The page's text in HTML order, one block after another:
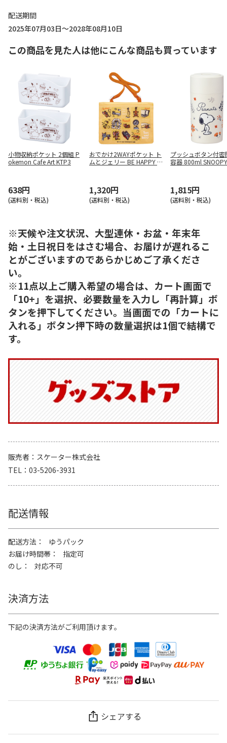
配送期間
2025年07月03日～2028年08月10日
この商品を見た人は他にこんな商品も買っています
小物収納ポケット 2個組 P
okemon Cafe Art KTP3
638円
(送料別・税込)
おでかけ2WAYポケット ト
ムとジェリー BE HAPPY O
1,320円
(送料別・税込)
プッシュボタン付密
容器 800ml
1,815円
(送料別・税込)
※天候や注文状況、大型連休・お盆・年末年
始・土日祝日をはさむ場合、お届けが遅れるこ
とがございますのであらかじめご了承くださ
い。
※11点以上ご購入希望の場合は、カート画面で
「10+」を選択、必要数量を入力し「再計算」ボ
タンを押下してください。当画面での「カートに
入れる」ボタン押下時の数量選択は1個で結構で
す。
販売者
スケーター株式会社
TEL
03-5206-3931
配送情報
配送方法
ゆうパック
お届け時間帯
指定可
のし
対応不可
決済方法
下記の決済方法がご利用頂けます。
シェアする